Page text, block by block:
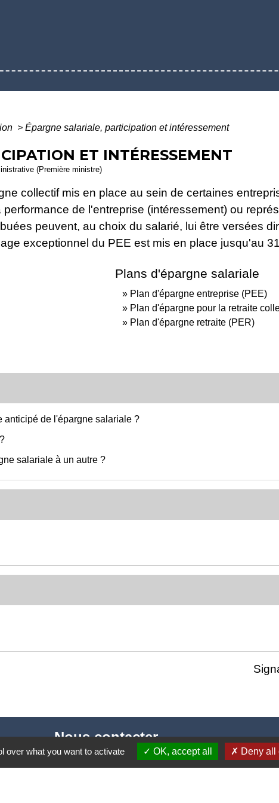
> Épargne salariale, participation et intéressement
ET INTÉRESSEMENT
(Première ministre)
collectif mis en place au sein de certaines
de l'entreprise (intéressement) ou
peuvent, au choix du salarié, lui être versées
exceptionnel du PEE est mis en place jusqu'au
Plans d'épargne salariale
Plan d'épargne entreprise (PEE)
Plan d'épargne pour la retraite
Plan d'épargne retraite (PER)
anticipé de l'épargne salariale ?
salariale à un autre ?
Nous contacter
Commune de Puylaurens
over what you want to activate OK, accept all Deny all